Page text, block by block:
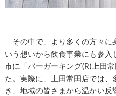
その中で、より多くの方々に
いう想いから飲食事業にも参
市に「バーガーキング(R)上田
た。実際に、上田常田店では
き、地域の皆さまから温かい反